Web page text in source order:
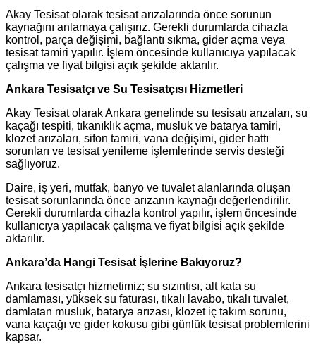
Akay Tesisat olarak tesisat arızalarında önce sorunun
kaynağını anlamaya çalışırız. Gerekli durumlarda cihazla
kontrol, parça değişimi, bağlantı sıkma, gider açma veya
tesisat tamiri yapılır. İşlem öncesinde kullanıcıya yapılacak
çalışma ve fiyat bilgisi açık şekilde aktarılır.
Ankara Tesisatçı ve Su Tesisatçısı Hizmetleri
Akay Tesisat olarak Ankara genelinde su tesisatı arızaları, su
kaçağı tespiti, tıkanıklık açma, musluk ve batarya tamiri,
klozet arızaları, sifon tamiri, vana değişimi, gider hattı
sorunları ve tesisat yenileme işlemlerinde servis desteği
sağlıyoruz.
Daire, iş yeri, mutfak, banyo ve tuvalet alanlarında oluşan
tesisat sorunlarında önce arızanın kaynağı değerlendirilir.
Gerekli durumlarda cihazla kontrol yapılır, işlem öncesinde
kullanıcıya yapılacak çalışma ve fiyat bilgisi açık şekilde
aktarılır.
Ankara’da Hangi Tesisat İşlerine Bakıyoruz?
Ankara tesisatçı hizmetimiz; su sızıntısı, alt kata su
damlaması, yüksek su faturası, tıkalı lavabo, tıkalı tuvalet,
damlatan musluk, batarya arızası, klozet iç takım sorunu,
vana kaçağı ve gider kokusu gibi günlük tesisat problemlerini
kapsar.